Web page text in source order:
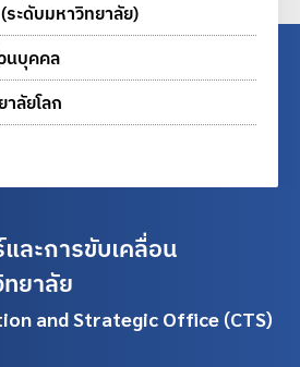
ระดับมหาวิทยาลัย)
นบุคคล
ลัยโลก
ละการขับเคลื่อน
ยาลัย
and Strategic Office (CTS)